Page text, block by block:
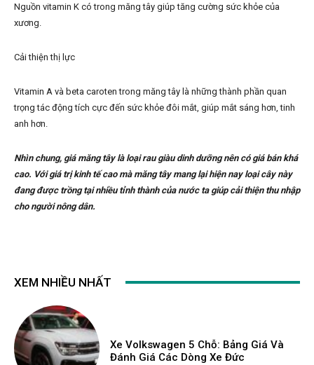
Nguồn vitamin K có trong măng tây giúp tăng cường sức khỏe của
xương.
Cải thiện thị lực
Vitamin A và beta caroten trong măng tây là những thành phần quan
trọng tác động tích cực đến sức khỏe đôi mắt, giúp mắt sáng hơn, tinh
anh hơn.
Nhìn chung, giá măng tây là loại rau giàu dinh dưỡng nên có giá bán khá
cao. Với giá trị kinh tế cao mà măng tây mang lại hiện nay loại cây này
đang được trồng tại nhiều tỉnh thành của nước ta giúp cải thiện thu nhập
cho người nông dân.
XEM NHIỀU NHẤT
Xe Volkswagen 5 Chỗ: Bảng Giá Và
Đánh Giá Các Dòng Xe Đức